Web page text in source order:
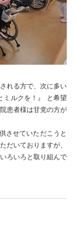
れる方で、次に多い
ミルクを！』 と希望
患者様は甘党の方が
させていただこうと
いておりますが、
ろいろと取り組んで